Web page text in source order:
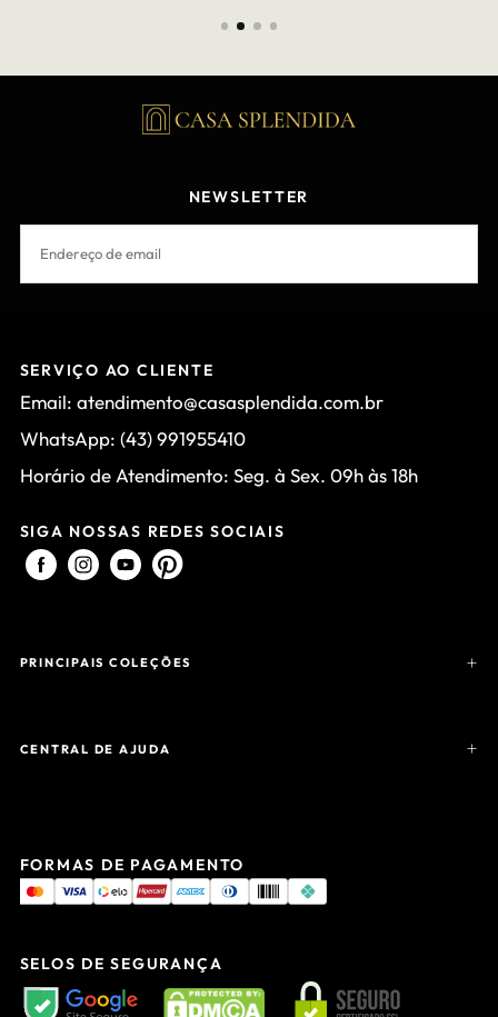
NEWSLETTER
EMAIL
SERVIÇO AO CLIENTE
Email: atendimento@casasplendida.com.br
WhatsApp: (43) 991955410
Horário de Atendimento: Seg. à Sex. 09h às 18h
SIGA NOSSAS REDES SOCIAIS
PRINCIPAIS COLEÇÕES
CENTRAL DE AJUDA
FORMAS DE PAGAMENTO
SELOS DE SEGURANÇA